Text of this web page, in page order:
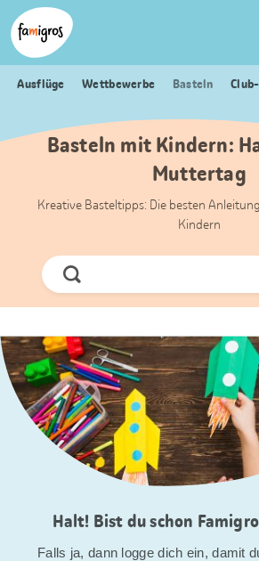
Sprungmarken
Navigation
Header
Logo
Ausflüge Wettbewerbe Basteln
Basteln mit Kindern:
Muttertag
Kreative Basteltipps: Die besten
Kindern
Jetzt
Suchen
Halt! Bist du schon
Falls ja, dann logge dich ein, damit